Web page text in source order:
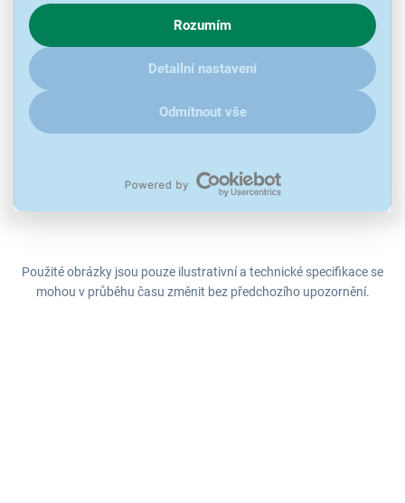
chování na webu pro zobrazení cílených reklam. Pokud vás
zajímají detaily, jak u nás s cookies a dalšími údaji pracujeme,
kliknětesem.
Rozumím
Detailní nastavení
Odmítnout vše
Philco PLDI 149 AJW steam + PDCI 9 AJW
Set pračka a sušička, PLDI 149 AJW steam + PDCI 9 AJW
Použité obrázky jsou pouze ilustrativní a technické specifikace se
mohou v průběhu času změnit bez předchozího upozornění.